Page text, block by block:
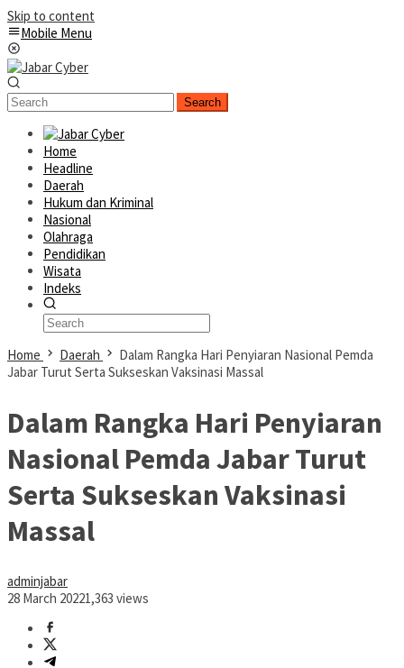
Skip to content
Mobile Menu
Search
Home
Headline
Daerah
Hukum dan Kriminal
Nasional
Olahraga
Pendidikan
Wisata
Indeks
Home Daerah
Dalam Rangka Hari Penyiaran Nasional Pemda
Jabar Turut Serta Sukseskan Vaksinasi Massal
Dalam Rangka Hari Penyiaran
Nasional Pemda Jabar Turut
Serta Sukseskan Vaksinasi
Massal
adminjabar
28 March 20221,363 views